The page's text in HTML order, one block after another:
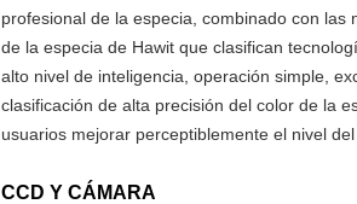
profesional de la especia, combinado con
de la especia de Hawit que clasifican
alto nivel de inteligencia, operación simple,
clasificación de alta precisión del color de la
usuarios mejorar perceptiblemente el nivel
CCD Y CÁMARA